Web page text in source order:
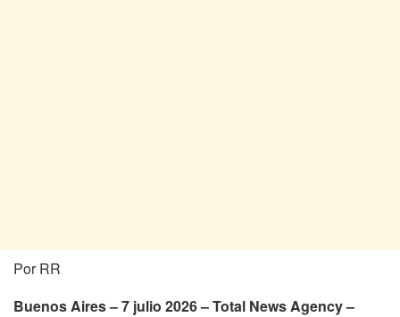
Por RR
Buenos Aires – 7 julio 2026 – Total News Agency –